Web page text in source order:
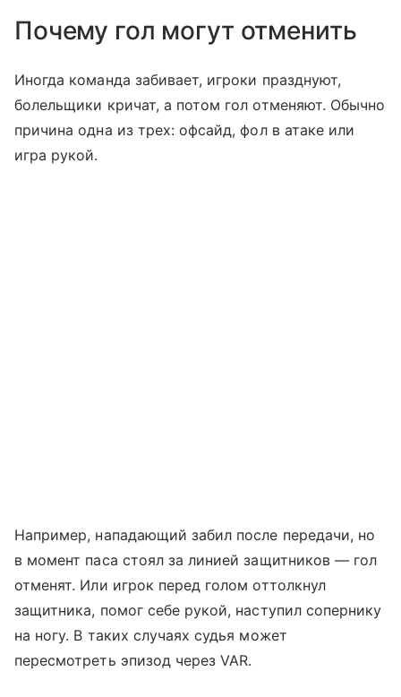
Почему гол могут отменить
Иногда команда забивает, игроки празднуют,
болельщики кричат, а потом гол отменяют. Обычно
причина одна из трех: офсайд, фол в атаке или
игра рукой.
Например, нападающий забил после передачи, но
в момент паса стоял за линией защитников — гол
отменят. Или игрок перед голом оттолкнул
защитника, помог себе рукой, наступил сопернику
на ногу. В таких случаях судья может
пересмотреть эпизод через VAR.